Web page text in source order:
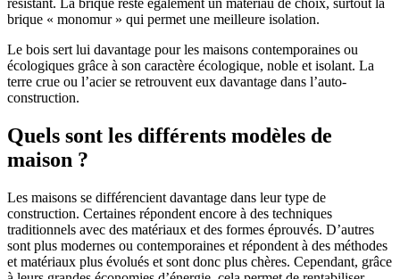
brique « monomur » qui permet une meilleure isolation.
Le bois sert lui davantage pour les maisons contemporaines ou
écologiques grâce à son caractère écologique, noble et isolant. La
terre crue ou l’acier se retrouvent eux davantage dans l’auto-
construction.
Quels sont les différents modèles de
maison ?
Les maisons se différencient davantage dans leur type de
construction. Certaines répondent encore à des techniques
traditionnels avec des matériaux et des formes éprouvés. D’autres
sont plus modernes ou contemporaines et répondent à des méthodes
et matériaux plus évolués et sont donc plus chères. Cependant, grâce